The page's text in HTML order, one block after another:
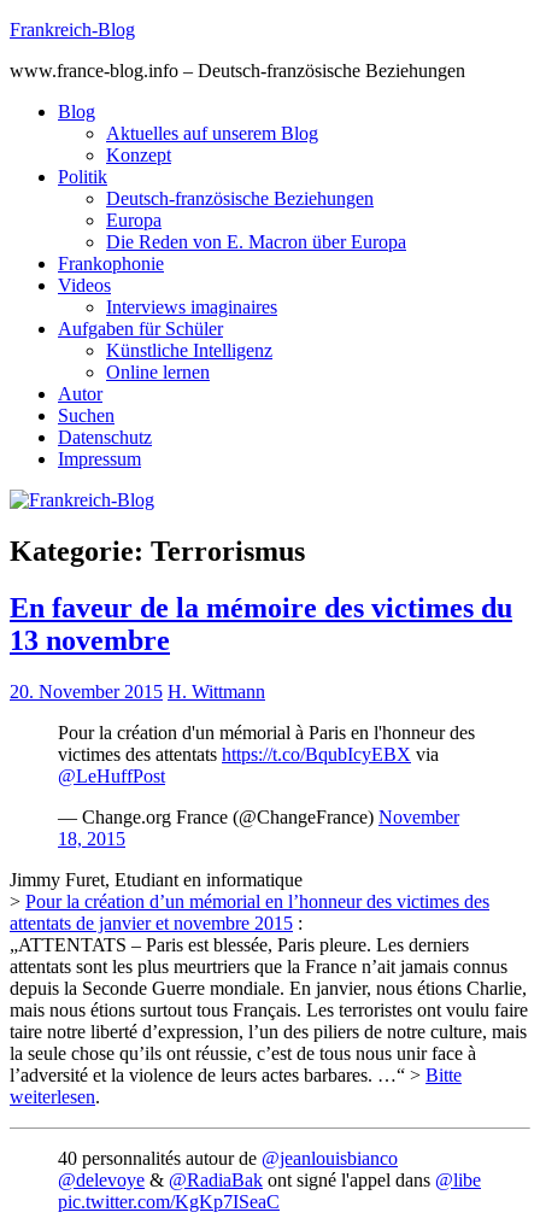
Skip
content
Frankreich-Blog
www.france-blog.info – Deutsch-französische Beziehungen
Blog
Aktuelles auf unserem Blog
Konzept
Politik
Deutsch-französische Beziehungen
Europa
Die Reden von E. Macron über Europa
Frankophonie
Videos
Interviews imaginaires
Aufgaben für Schüler
Künstliche Intelligenz
Online lernen
Autor
Suchen
Datenschutz
Impressum
Kategorie: Terrorismus
En faveur de la mémoire des victimes du
13 novembre
20. November 2015 H. Wittmann
Pour la création d'un mémorial à Paris en l'honneur des
victimes des attentats https://t.co/BqubIcyEBX via
@LeHuffPost
— Change.org France (@ChangeFrance) November
18, 2015
Jimmy Furet, Etudiant en informatique
> Pour la création d’un mémorial en l’honneur des victimes des
attentats de janvier et novembre 2015 :
„ATTENTATS – Paris est blessée, Paris pleure. Les derniers
attentats sont les plus meurtriers que la France n’ait jamais connus
depuis la Seconde Guerre mondiale. En janvier, nous étions Charlie,
mais nous étions surtout tous Français. Les terroristes ont voulu faire
taire notre liberté d’expression, l’un des piliers de notre culture, mais
la seule chose qu’ils ont réussie, c’est de tous nous unir face à
l’adversité et la violence de leurs actes barbares. …“ > Bitte
weiterlesen.
40 personnalités autour de @jeanlouisbianco
@delevoye & @RadiaBak ont signé l'appel dans @libe
pic.twitter.com/KgKp7ISeaC